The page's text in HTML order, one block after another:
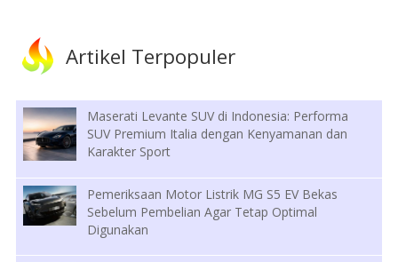
Artikel Terpopuler
Maserati Levante SUV di Indonesia: Performa
SUV Premium Italia dengan Kenyamanan dan
Karakter Sport
Pemeriksaan Motor Listrik MG S5 EV Bekas
Sebelum Pembelian Agar Tetap Optimal
Digunakan